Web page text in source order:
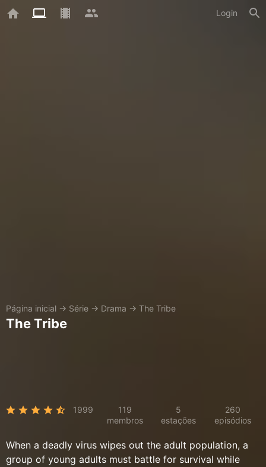
Login
Página inicial → Série → Drama → The Tribe
The Tribe
1999
119
membros
5
estações
260
episódios
When a deadly virus wipes out the adult population, a
group of young adults must battle for survival while